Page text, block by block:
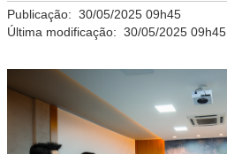
Publicação: 30/05/2025 09h45
Última modificação: 30/05/2025 09h45